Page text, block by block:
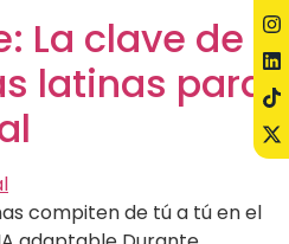
La clave de
latinas para
compiten de tú a tú en el